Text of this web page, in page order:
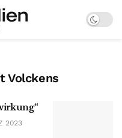
Volckens
2023